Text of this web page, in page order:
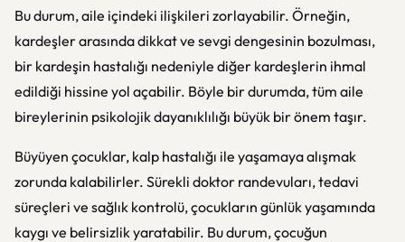
Bu durum, aile içindeki ilişkileri zorlayabilir. Örneğin,
kardeşler arasında dikkat ve sevgi dengesinin bozulması,
bir kardeşin hastalığı nedeniyle diğer kardeşlerin ihmal
edildiği hissine yol açabilir. Böyle bir durumda, tüm aile
bireylerinin psikolojik dayanıklılığı büyük bir önem taşır.
Büyüyen çocuklar, kalp hastalığı ile yaşamaya alışmak
zorunda kalabilirler. Sürekli doktor randevuları, tedavi
süreçleri ve sağlık kontrolü, çocukların günlük yaşamında
kaygı ve belirsizlik yaratabilir. Bu durum, çocuğun